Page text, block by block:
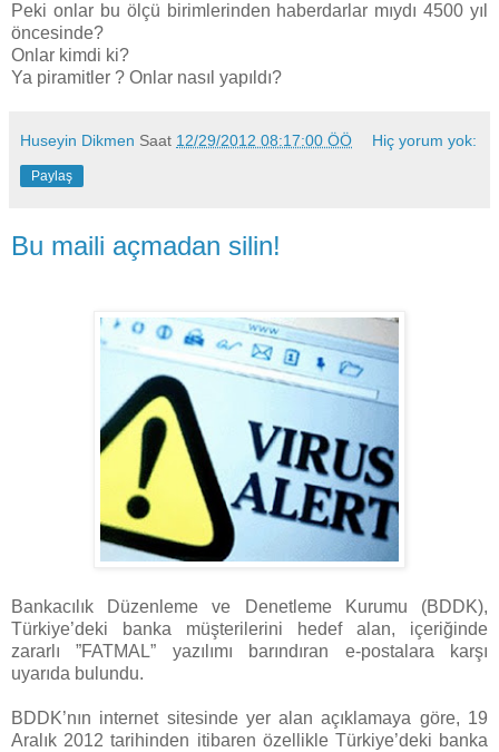
Peki onlar bu ölçü birimlerinden haberdarlar mıydı 4500 yıl
öncesinde?
Onlar kimdi ki?
Ya piramitler ? Onlar nasıl yapıldı?
Huseyin Dikmen Saat 12/29/2012 08:17:00 ÖÖ Hiç yorum yok:
Paylaş
Bu maili açmadan silin!
Bankacılık Düzenleme ve Denetleme Kurumu (BDDK),
Türkiye’deki banka müşterilerini hedef alan, içeriğinde
zararlı ”FATMAL” yazılımı barındıran e-postalara karşı
uyarıda bulundu.
BDDK’nın internet sitesinde yer alan açıklamaya göre, 19
Aralık 2012 tarihinden itibaren özellikle Türkiye’deki banka